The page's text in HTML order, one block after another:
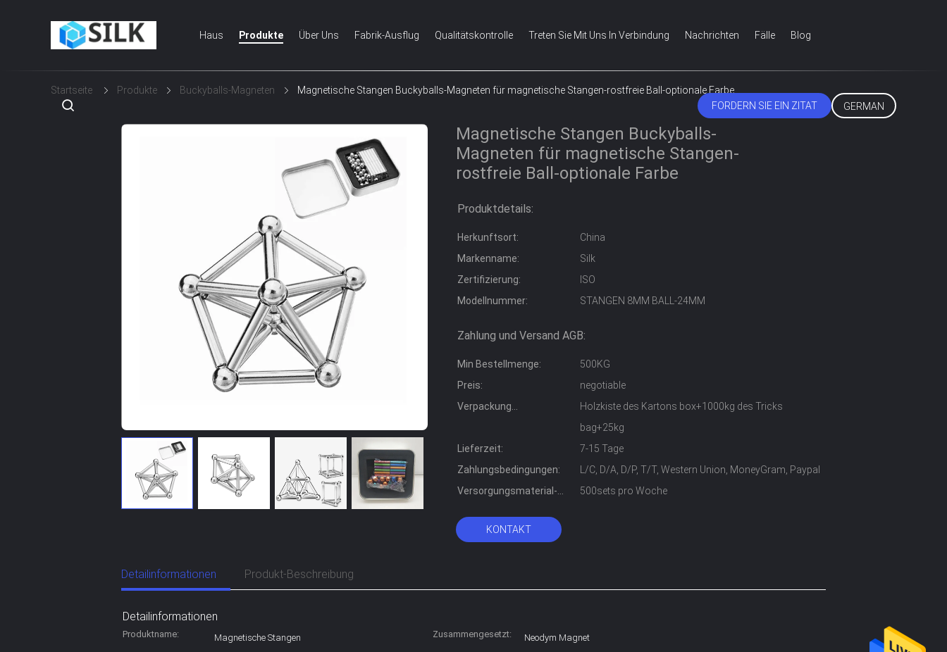
Haus Produkte Über Uns Fabrik-Ausflug Qualitätskontrolle Treten Sie Mit Uns In Verbindung Nachrichten Fälle Blog
FORDERN SIE EIN ZITAT GERMAN
Startseite Produkte Buckyballs-Magneten Magnetische Stangen Buckyballs-Magneten für magnetische Stangen-rostfreie Ball-optionale Farbe
Magnetische Stangen Buckyballs-
Magneten für magnetische Stangen-
rostfreie Ball-optionale Farbe
Produktdetails:
Herkunftsort:
China
Markenname:
Silk
Zertifizierung:
ISO
Modellnummer:
STANGEN 8MM BALL-24MM
Zahlung und Versand AGB:
Min Bestellmenge:
500KG
Preis:
negotiable
Verpackung
Holzkiste des Kartons box+1000kg des Tricks
bag+25kg
Lieferzeit:
7-15 Tage
Zahlungsbedingungen:
L/C, D/A, D/P, T/T, Western Union, MoneyGram, Paypal
Versorgungsmaterial-
500sets pro Woche
KONTAKT
Detailinformationen Produkt-Beschreibung
Detailinformationen
Produktname: Magnetische Stangen Zusammengesetzt:
Neodym Magnet